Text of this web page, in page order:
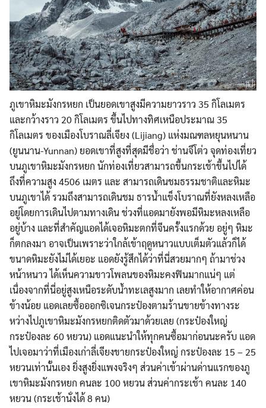
ภูเขาหิมะมังกรหยก เป็นยอดเขาสูงมีความยาวราว 35 กิโลเมตร
และกว้างราว 20 กิโลเมตร ขึ้นไปทางทิศเหนือประมาณ 35
กิโลเมตร ของเมืองโบราณลี่เจียง (Lijiang) แห่งมณฑลหยุนหนาน
(ยูนนาน-Yunnan) ยอดเขาที่สูงที่สุดมีชื่อว่า ช่านจึโต่ว จุดท่องเที่ยว
บนภูเขาหิมะมังกรหยก นักท่องเที่ยวสามารถขึ้นกระเช้าขึ้นไปได้
ถึงที่ความสูง 4506 เมตร และ สามารถเดินชมธรรมชาติและหิมะ
บนภูเขาได้ รวมถึงสามารถเดินชม ธารน้ำแข็งโบราณที่ยังหลงเหลือ
อยู่โดยการเดินไปตามทางเดิน ช่วงที่แอดมายังพอมีหิมะหลงเหลือ
อยู่บ้าง และที่สำคัญแอดได้เจอหิมะตกที่จีนครั้งแรกด้วย อยู่ๆ หิมะ
ก็ตกลงมา อาจเป็นเพราะว่าใกล้เข้าฤดูหนาวแบบเต็มตัวแล้วก็ได้
ขนาดหิมะยังไม่ได้เยอะ แอดยังรู้สึกได้ว่าที่นี่สวยมากๆ ถ้ามาช่วง
หน้าหนาว ได้เห็นความขาวโพลนของหิมะคงฟินมากแน่ๆ แต่
เนื่องจากที่นี่อยู่สูงเหนือระดับน้ำทะเลสูงมาก เลยทำให้อากาศค่อน
ข้างน้อย แอดเลยซื้อออกซิเจนกระป๋องตามร้านขายข้างทางระ
หว่างไปภูเขาหิมะมังกรหยกติดตัวมาด้วยเลย (กระป๋องใหญ่
กระป๋องละ 60 หยวน) แอดแนะนำให้ทุกคนซื้อมาก่อนนะครับ แอด
ไปเจอมาว่าที่เมืองเก่าลี่เจียงขายกระป๋องใหญ่ กระป๋องละ 15 – 25
หยวนเท่านั้นเอง ยิ่งสูงยิ่งแพงจริงๆ ส่วนค่าเข้าผ่านด่านแรกของภ
เขาหิมะมังกรหยก คนละ 100 หยวน ส่วนค่ากระเช้า คนละ 140
หยวน (กระเช้านั่งได้ 8 คน)